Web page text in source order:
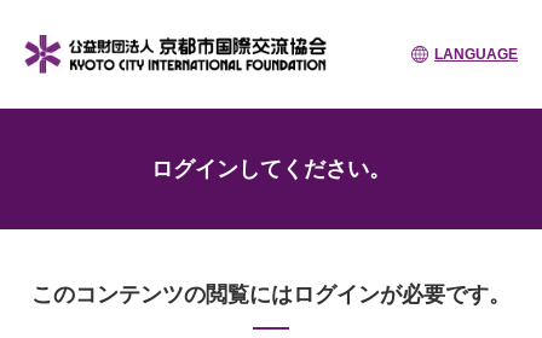
LANGUAGE
ログインしてください。
このコンテンツの閲覧にはログインが必要です。